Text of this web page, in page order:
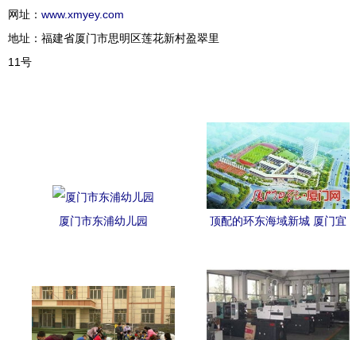
网址： www.xmyey.com
地址：福建省厦门市思明区莲花新村盈翠里
11号
厦门市东浦幼儿园
顶配的环东海域新城 厦门宜